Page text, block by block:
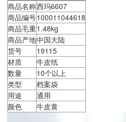
商品名称西玛6607
商品编号100011044618
商品毛重1.48kg
商品产地中国大陆
货号
19115
材质
牛皮纸
数量
10个以上
类型
档案袋
用途
通用
颜色
牛皮黄